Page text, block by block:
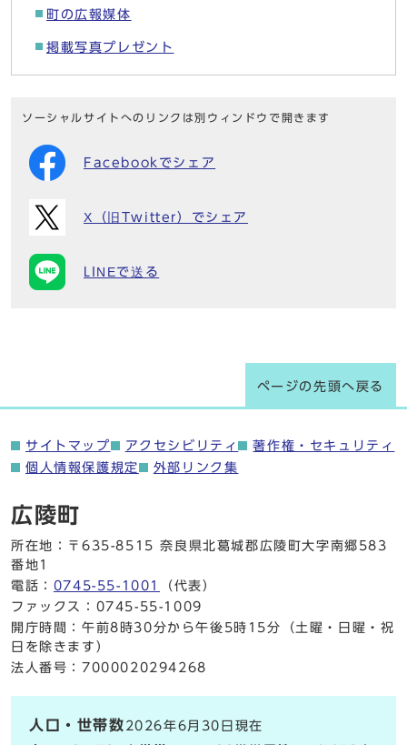
町の広報媒体
掲載写真プレゼント
ソーシャルサイトへのリンクは別ウィンドウで開きます
Facebookでシェア
X（旧Twitter）でシェア
LINEで送る
ページの先頭へ戻る
サイトマップ アクセシビリティ
著作権・セキュリティ
個人情報保護規定
外部リンク集
広陵町
所在地：〒635-8515 奈良県北葛城郡広陵町大字南郷583
番地1
電話： 0745-55-1001
（代表）
ファックス：0745-55-1009
開庁時間：午前8時30分から午後5時15分（土曜・日曜・祝
日を除きます）
法人番号：7000020294268
人口・世帯数 2026年6月30日現在